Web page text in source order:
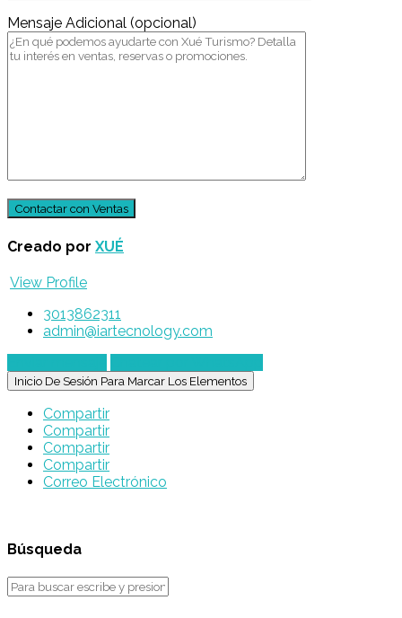
Mensaje Adicional (opcional)
Creado por XUÉ
View Profile
3013862311
admin@iartecnology.com
Inicio De Sesión Para Marcar Los Elementos
Compartir
Compartir
Compartir
Compartir
Correo Electrónico
Búsqueda